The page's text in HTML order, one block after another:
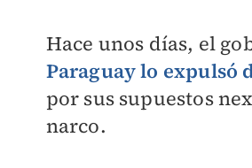
Hace unos días, el
Paraguay lo expulsó
por sus supuestos
narco.